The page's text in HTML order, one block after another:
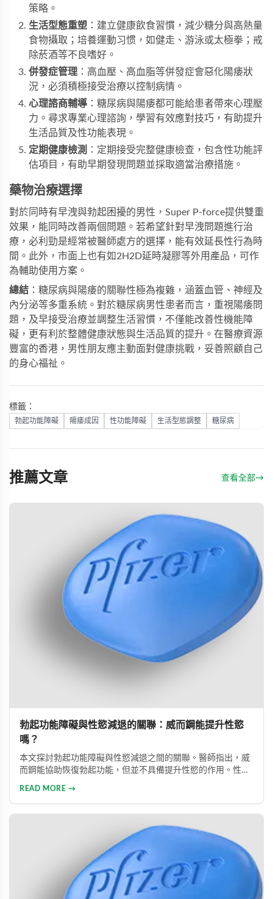
策略。
生活型態重塑 ：建立健康飲食習慣，減少糖分與高熱量
食物攝取；培養運動习惯，如健走、游泳或太極拳；戒
除菸酒等不良嗜好。
併發症管理 ：高血壓、高血脂等併發症會惡化陽痿狀
況，必須積極接受治療以控制病情。
心理諮商輔導 ：糖尿病與陽痿都可能給患者帶來心理壓
力。尋求專業心理諮詢，學習有效應對技巧，有助提升
生活品質及性功能表現。
定期健康檢測
：定期接受完整健康檢查，包含性功能評
估項目，有助早期發現問題並採取適當治療措施。
藥物治療選擇
對於同時有早洩與勃起困擾的男性， Super P-force提供雙重
效果，能同時改善兩個問題。若希望針對早洩問題進行治
療， 必利勁是經常被醫師處方的選擇，能有效延長性行為時
間。此外，市面上也有如2H2D延時凝膠等外用產品，可作
為輔助使用方案。
總結 ：糖尿病與陽痿的關聯性極為複雜，涵蓋血管、神經及
內分泌等多重系統。對於糖尿病男性患者而言，重視陽痿問
題，及早接受治療並調整生活習慣，不僅能改善性機能障
礙，更有利於整體健康狀態與生活品質的提升。在醫療資源
豐富的香港，男性朋友應主動面對健康挑戰，妥善照顧自己
的身心福祉。
標籤：
勃起功能障礙 陽痿成因 性功能障礙 生活型態調整 糖尿病
推薦文章 查看全部→
勃起功能障礙與性慾減退的關聯：威而鋼能提升性慾
嗎？
本文探討勃起功能障礙與性慾減退之間的關聯。醫師指出，威
而鋼能協助恢復勃起功能，但並不具備提升性慾的作用。性慾
READ MORE →